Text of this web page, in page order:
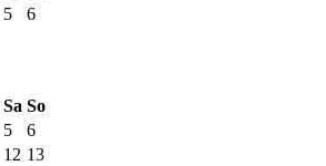
5 6
Sa So
5
6
12 13